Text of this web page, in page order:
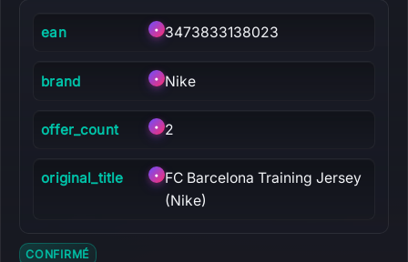
ean • 3473833138023
brand • Nike
offer_count • 2
original_title • FC Barcelona Training Jersey
(Nike)
CONFIRMÉ